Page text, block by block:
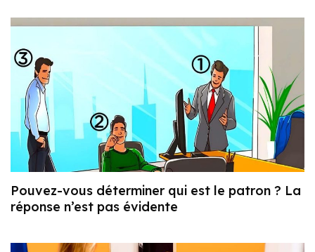
Pouvez-vous déterminer qui est le patron ? La
réponse n’est pas évidente